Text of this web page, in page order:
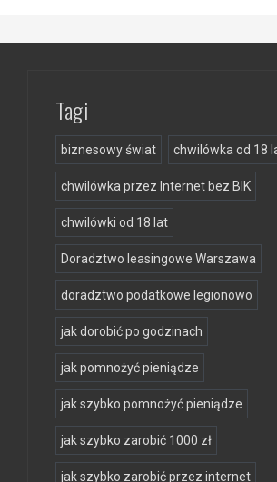
Tagi
biznesowy świat chwilówka od 18
chwilówka przez Internet bez BIK
chwilówki od 18 lat
Doradztwo leasingowe Warszawa
doradztwo podatkowe legionowo
jak dorobić po godzinach
jak pomnożyć pieniądze
jak szybko pomnożyć pieniądze
jak szybko zarobić 1000 zł
jak szybko zarobić przez internet